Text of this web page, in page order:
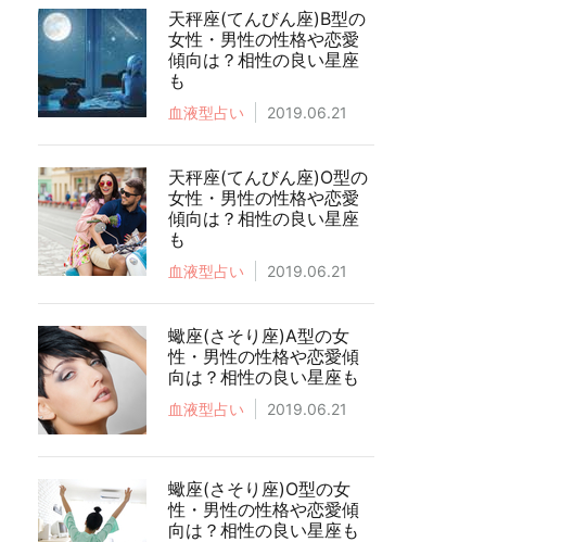
天秤座(てんびん座)B型の
女性・男性の性格や恋愛
傾向は？相性の良い星座
も
血液型占い 2019.06.21
天秤座(てんびん座)O型の
女性・男性の性格や恋愛
傾向は？相性の良い星座
も
血液型占い 2019.06.21
蠍座(さそり座)A型の女
性・男性の性格や恋愛傾
向は？相性の良い星座も
血液型占い 2019.06.21
蠍座(さそり座)O型の女
性・男性の性格や恋愛傾
向は？相性の良い星座も